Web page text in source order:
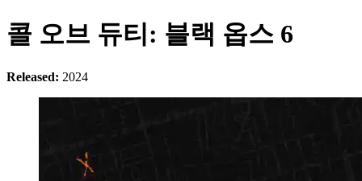
콜 오브 듀티: 블랙 옵스 6
Released: 2024